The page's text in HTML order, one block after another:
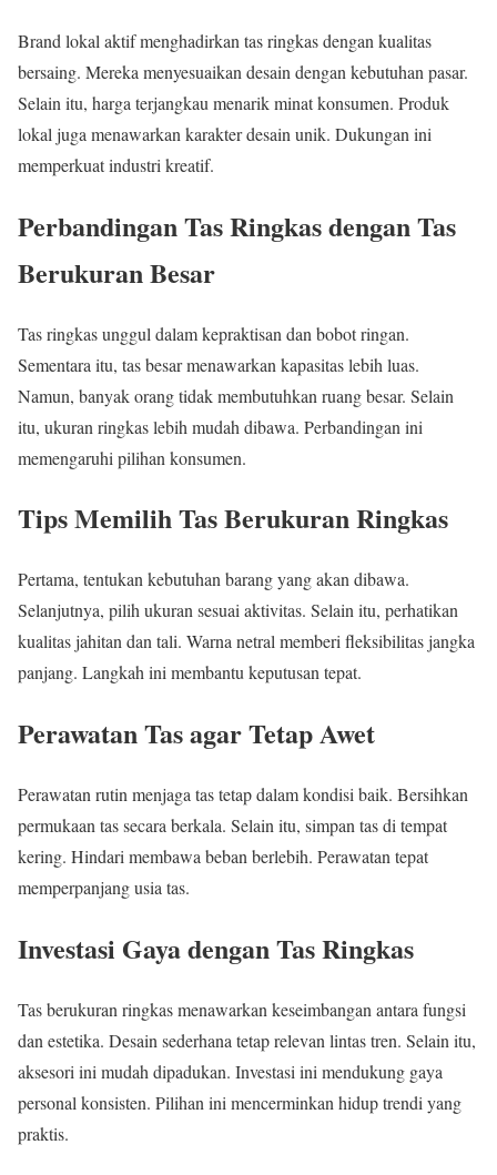
Brand lokal aktif menghadirkan tas ringkas dengan kualitas
bersaing. Mereka menyesuaikan desain dengan kebutuhan pasar.
Selain itu, harga terjangkau menarik minat konsumen. Produk
lokal juga menawarkan karakter desain unik. Dukungan ini
memperkuat industri kreatif.
Perbandingan Tas Ringkas dengan Tas
Berukuran Besar
Tas ringkas unggul dalam kepraktisan dan bobot ringan.
Sementara itu, tas besar menawarkan kapasitas lebih luas.
Namun, banyak orang tidak membutuhkan ruang besar. Selain
itu, ukuran ringkas lebih mudah dibawa. Perbandingan ini
memengaruhi pilihan konsumen.
Tips Memilih Tas Berukuran Ringkas
Pertama, tentukan kebutuhan barang yang akan dibawa.
Selanjutnya, pilih ukuran sesuai aktivitas. Selain itu, perhatikan
kualitas jahitan dan tali. Warna netral memberi fleksibilitas jangka
panjang. Langkah ini membantu keputusan tepat.
Perawatan Tas agar Tetap Awet
Perawatan rutin menjaga tas tetap dalam kondisi baik. Bersihkan
permukaan tas secara berkala. Selain itu, simpan tas di tempat
kering. Hindari membawa beban berlebih. Perawatan tepat
memperpanjang usia tas.
Investasi Gaya dengan Tas Ringkas
Tas berukuran ringkas menawarkan keseimbangan antara fungsi
dan estetika. Desain sederhana tetap relevan lintas tren. Selain itu,
aksesori ini mudah dipadukan. Investasi ini mendukung gaya
personal konsisten. Pilihan ini mencerminkan hidup trendi yang
praktis.